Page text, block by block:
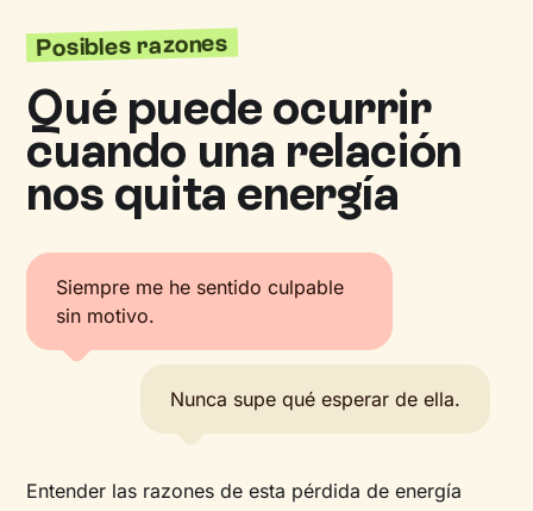
Posibles razones
Qué puede ocurrir
cuando una relación
nos quita energía
Siempre me he sentido culpable
sin motivo.
Nunca supe qué esperar de ella.
Entender las razones de esta pérdida de energía